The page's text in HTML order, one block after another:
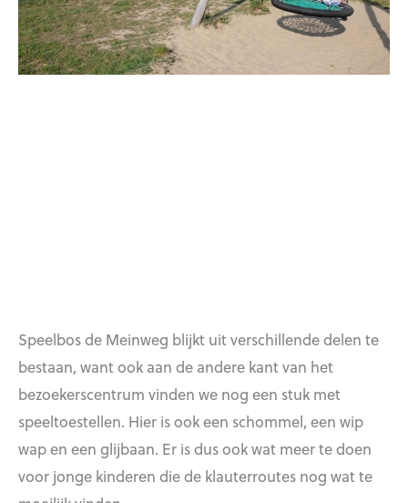
Speelbos de Meinweg blijkt uit verschillende delen te
bestaan, want ook aan de andere kant van het
bezoekerscentrum vinden we nog een stuk met
speeltoestellen. Hier is ook een schommel, een wip
wap en een glijbaan. Er is dus ook wat meer te doen
voor jonge kinderen die de klauterroutes nog wat te